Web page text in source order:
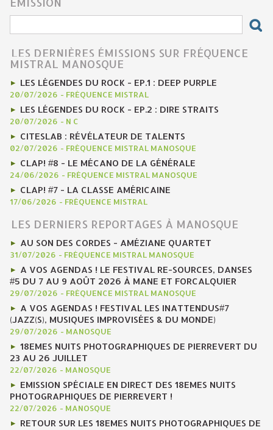
LES DERNIÈRES ÉMISSIONS SUR FRÉQUENCE
MISTRAL MANOSQUE
LES LÉGENDES DU ROCK - EP.1 : DEEP PURPLE
20/07/2026 - FRÉQUENCE MISTRAL
LES LÉGENDES DU ROCK - EP.2 : DIRE STRAITS
20/07/2026 - N C
CITESLAB : RÉVÉLATEUR DE TALENTS
02/07/2026 - FRÉQUENCE MISTRAL MANOSQUE
CLAP! #8 - LE MÉCANO DE LA GÉNÉRALE
24/06/2026 - FRÉQUENCE MISTRAL MANOSQUE
CLAP! #7 - LA CLASSE AMÉRICAINE
17/06/2026 - FRÉQUENCE MISTRAL
LES DERNIERS REPORTAGES À MANOSQUE
AU SON DES CORDES - AMÉZIANE QUARTET
31/07/2026 - FRÉQUENCE MISTRAL MANOSQUE
A VOS AGENDAS ! LE FESTIVAL RE-SOURCES, DANSES
#5 DU 7 AU 9 AOÛT 2026 À MANE ET FORCALQUIER
29/07/2026 - FRÉQUENCE MISTRAL MANOSQUE
A VOS AGENDAS ! FESTIVAL LES INATTENDUS#7
(JAZZ(S), MUSIQUES IMPROVISÉES & DU MONDE)
29/07/2026 - MANOSQUE
18EMES NUITS PHOTOGRAPHIQUES DE PIERREVERT DU
23 AU 26 JUILLET
22/07/2026 - MANOSQUE
EMISSION SPÉCIALE EN DIRECT DES 18EMES NUITS
PHOTOGRAPHIQUES DE PIERREVERT !
22/07/2026 - MANOSQUE
RETOUR SUR LES 18EMES NUITS PHOTOGRAPHIQUES DE